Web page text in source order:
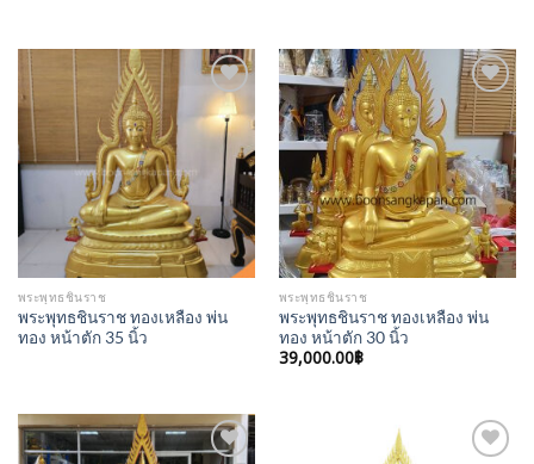
Add to
Wishlist
พระพุทธชินราช
พระพุทธชินราช ทองเหลือง พ่น
ทอง หน้าตัก 35 นิ้ว
Add to
Wishlist
พระพุทธชินราช
พระพุทธชินราช ทองเหลือง พ่น
ทอง หน้าตัก 30 นิ้ว
39,000.00฿